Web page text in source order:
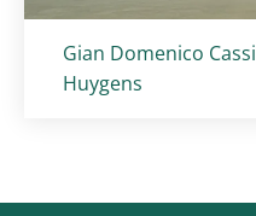
Titolo card:
Gian Domenico
Huygens